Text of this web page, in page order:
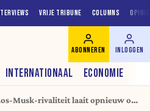
VRIJE TRIBUNE COLUMNS
INTERNATIONAAL ECONOMIE
ABONNEREN INLOGGEN
Musk-rivaliteit laait opnieuw op